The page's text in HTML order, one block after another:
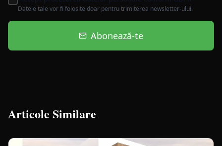
Datele tale vor fi folosite doar pentru trimiterea newsletter-ului.
Abonează-te
Articole Similare